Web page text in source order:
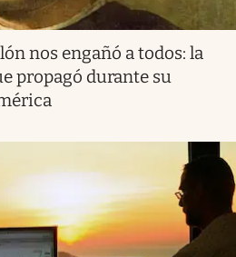
nos engañó a todos: la
propagó durante su